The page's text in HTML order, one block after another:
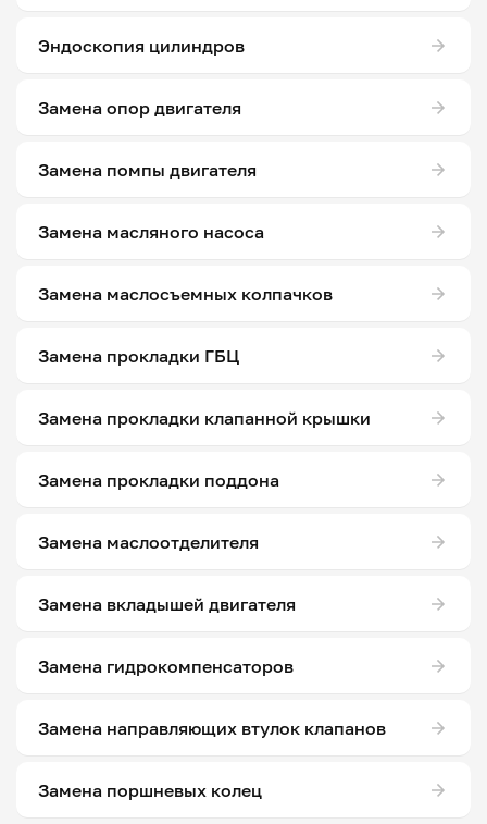
Эндоскопия цилиндров
Замена опор двигателя
Замена помпы двигателя
Замена масляного насоса
Замена маслосъемных колпачков
Замена прокладки ГБЦ
Замена прокладки клапанной крышки
Замена прокладки поддона
Замена маслоотделителя
Замена вкладышей двигателя
Замена гидрокомпенсаторов
Замена направляющих втулок клапанов
Замена поршневых колец